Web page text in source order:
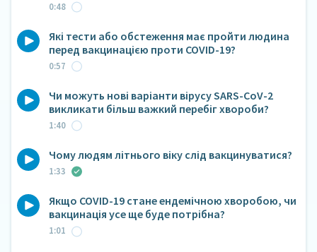
0:48
Які тести або обстеження має пройти людина
перед вакцинацією проти COVID-19?
0:57
Чи можуть нові варіанти вірусу SARS-CoV-2
викликати більш важкий перебіг хвороби?
1:40
Чому людям літнього віку слід вакцинуватися?
1:33
Якщо COVID-19 стане ендемічною хворобою, чи
вакцинація усе ще буде потрібна?
1:01